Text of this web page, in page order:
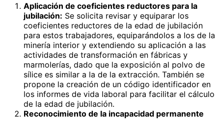
Aplicación de coeficientes reductores para la
jubilación: Se solicita revisar y equiparar los
coeficientes reductores de la edad de jubilación
para estos trabajadores, equiparándolos a los de la
minería interior y extendiendo su aplicación a las
actividades de transformación en fábricas y
marmolerías, dado que la exposición al polvo de
sílice es similar a la de la extracción. También se
propone la creación de un código identificador en
los informes de vida laboral para facilitar el cálculo
de la edad de jubilación.
Reconocimiento de la incapacidad permanente